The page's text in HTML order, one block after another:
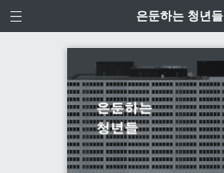
은둔하는 청년들